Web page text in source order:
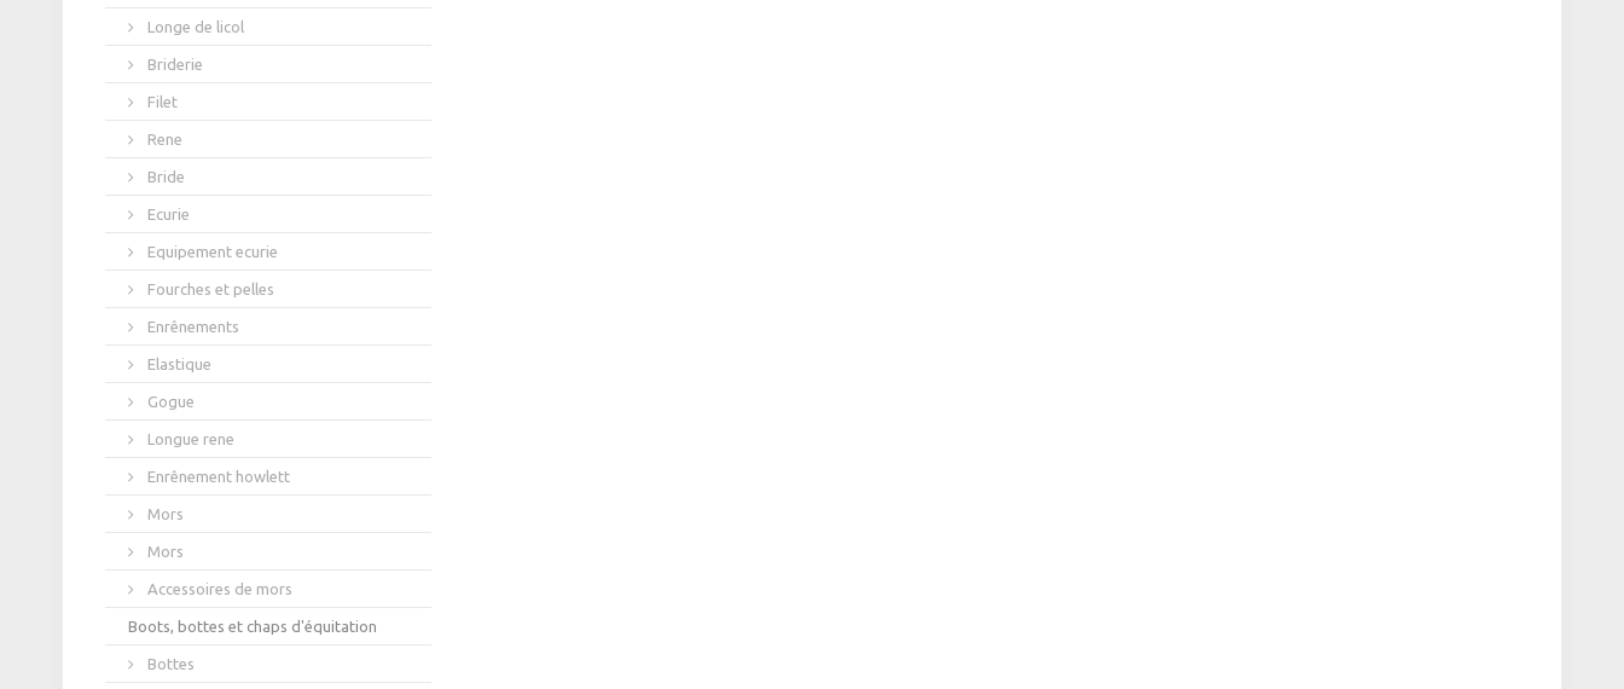
Longe de licol
Briderie
Filet
Rene
Bride
Ecurie
Equipement ecurie
Fourches et pelles
Enrênements
Elastique
Gogue
Longue rene
Enrênement howlett
Mors
Mors
Accessoires de mors
Boots, bottes et chaps d'équitation
Bottes